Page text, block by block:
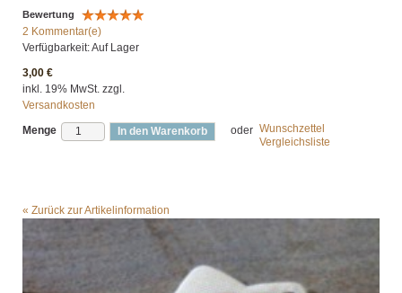
Bewertung
2 Kommentar(e)
Verfügbarkeit: Auf Lager
3,00 €
inkl. 19% MwSt. zzgl.
Versandkosten
Menge
In den Warenkorb oder Wunschzettel
Vergleichsliste
« Zurück zur Artikelinformation